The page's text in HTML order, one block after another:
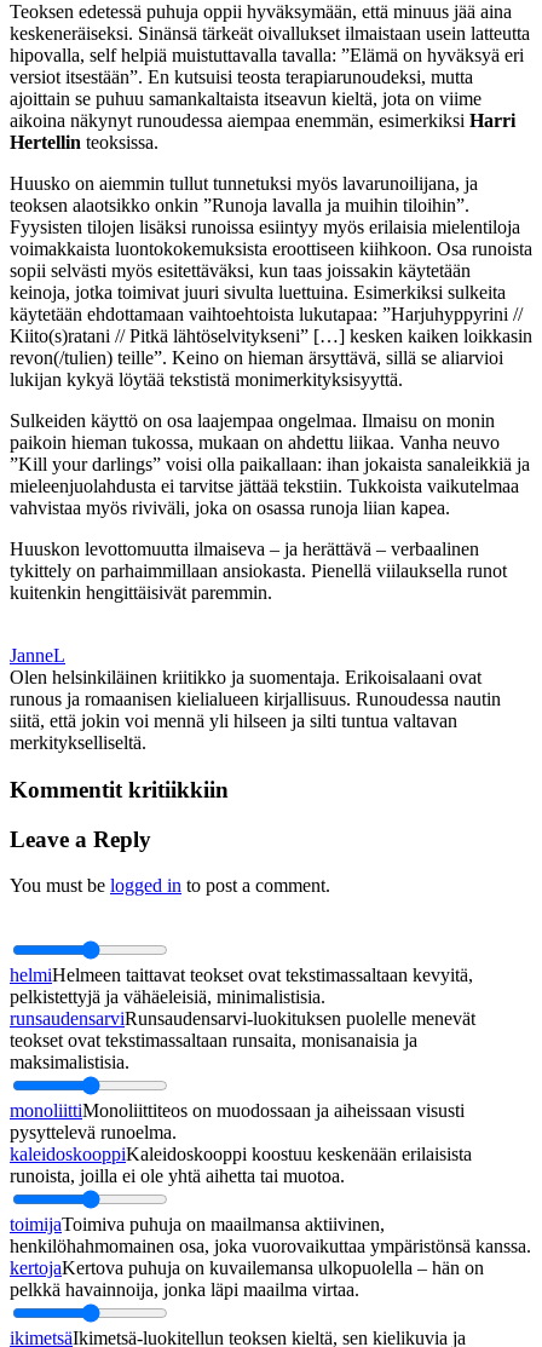
Teoksen edetessä puhuja oppii hyväksymään, että minuus jää aina
keskeneräiseksi. Sinänsä tärkeät oivallukset ilmaistaan usein latteutta
hipovalla, self helpiä muistuttavalla tavalla: ”Elämä on hyväksyä eri
versiot itsestään”. En kutsuisi teosta terapiarunoudeksi, mutta
ajoittain se puhuu samankaltaista itseavun kieltä, jota on viime
aikoina näkynyt runoudessa aiempaa enemmän, esimerkiksi Harri
Hertellin teoksissa.
Huusko on aiemmin tullut tunnetuksi myös lavarunoilijana, ja
teoksen alaotsikko onkin ”Runoja lavalla ja muihin tiloihin”.
Fyysisten tilojen lisäksi runoissa esiintyy myös erilaisia mielentiloja
voimakkaista luontokokemuksista eroottiseen kiihkoon. Osa runoista
sopii selvästi myös esitettäväksi, kun taas joissakin käytetään
keinoja, jotka toimivat juuri sivulta luettuina. Esimerkiksi sulkeita
käytetään ehdottamaan vaihtoehtoista lukutapaa: ”Harjuhyppyrini //
Kiito(s)ratani // Pitkä lähtöselvitykseni” […] kesken kaiken loikkasin
revon(/tulien) teille”. Keino on hieman ärsyttävä, sillä se aliarvioi
lukijan kykyä löytää tekstistä monimerkityksisyyttä.
Sulkeiden käyttö on osa laajempaa ongelmaa. Ilmaisu on monin
paikoin hieman tukossa, mukaan on ahdettu liikaa. Vanha neuvo
”Kill your darlings” voisi olla paikallaan: ihan jokaista sanaleikkiä ja
mieleenjuolahdusta ei tarvitse jättää tekstiin. Tukkoista vaikutelmaa
vahvistaa myös riviväli, joka on osassa runoja liian kapea.
Huuskon levottomuutta ilmaiseva – ja herättävä – verbaalinen
tykittely on parhaimmillaan ansiokasta. Pienellä viilauksella runot
kuitenkin hengittäisivät paremmin.
JanneL
Olen helsinkiläinen kriitikko ja suomentaja. Erikoisalaani ovat
runous ja romaanisen kielialueen kirjallisuus. Runoudessa nautin
siitä, että jokin voi mennä yli hilseen ja silti tuntua valtavan
merkitykselliseltä.
Kommentit kritiikkiin
Leave a Reply
You must be logged in to post a comment.
helmiHelmeen taittavat teokset ovat tekstimassaltaan kevyitä,
pelkistettyjä ja vähäeleisiä, minimalistisia.
runsaudensarviRunsaudensarvi-luokituksen puolelle menevät
teokset ovat tekstimassaltaan runsaita, monisanaisia ja
maksimalistisia.
monoliittiMonoliittiteos on muodossaan ja aiheissaan visusti
pysyttelevä runoelma.
kaleidoskooppiKaleidoskooppi koostuu keskenään erilaisista
runoista, joilla ei ole yhtä aihetta tai muotoa.
toimijaToimiva puhuja on maailmansa aktiivinen,
henkilöhahmomainen osa, joka vuorovaikuttaa ympäristönsä kanssa.
kertojaKertova puhuja on kuvailemansa ulkopuolella – hän on
pelkkä havainnoija, jonka läpi maailma virtaa.
ikimetsäIkimetsä-luokitellun teoksen kieltä, sen kielikuvia ja